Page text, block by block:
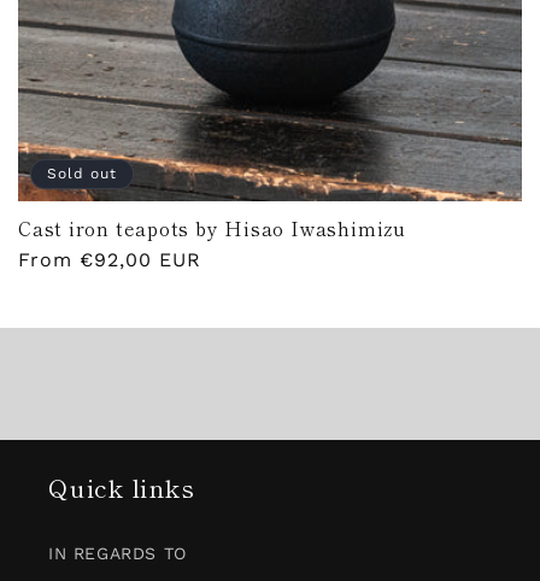
Sold out
Cast iron teapots by Hisao Iwashimizu
Regular
From €92,00 EUR
Quick links
IN REGARDS TO